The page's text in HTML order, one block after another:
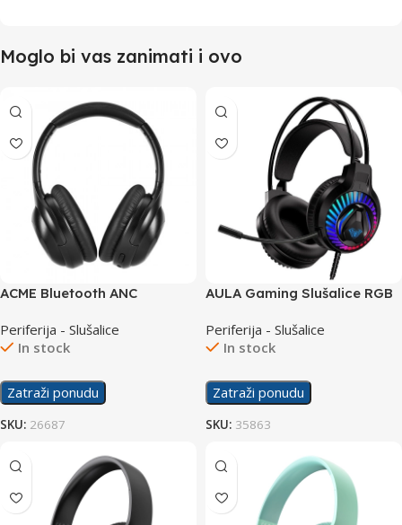
Moglo bi vas zanimati i ovo
ACME Bluetooth ANC
BH316
Periferija - Slušalice
In stock
Zatraži ponudu
SKU: 26687
AULA Gaming Slušalice RGB
Periferija - Slušalice
In stock
Zatraži ponudu
SKU: 35863